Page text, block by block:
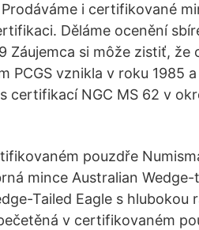
i certifikované
Děláme ocenění
si môže zistiť, že
PCGS vznikla v roku 1985
certifikací NGC MS 62 v
pouzdře
mince Australian Wedge-
Tailed Eagle s hlubokou
v certifikovaném